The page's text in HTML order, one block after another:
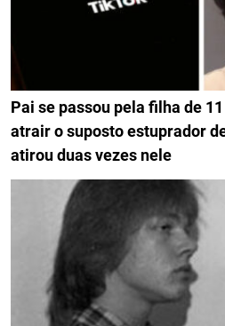
Pai se passou pela filha de
atrair o suposto estuprador
atirou duas vezes nele